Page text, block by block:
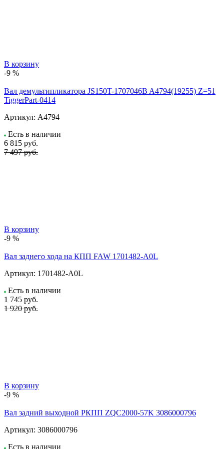
В корзину
-9 %
Вал демультипликатора JS150T-1707046B A4794(19255) Z=51
TiggerPart-0414
Артикул: A4794
Есть в наличии
6 815 руб.
7 497 руб.
В корзину
-9 %
Вал заднего хода на КПП FAW 1701482-A0L
Артикул: 1701482-A0L
Есть в наличии
1 745 руб.
1 920 руб.
В корзину
-9 %
Вал задний выходной РКПП ZQC2000-57K 3086000796
Артикул: 3086000796
Есть в наличии